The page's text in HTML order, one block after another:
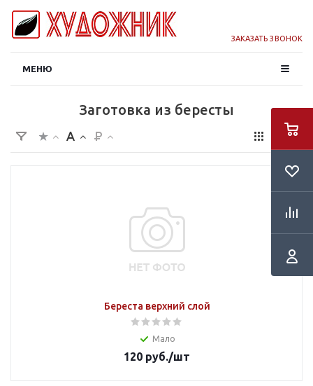
ЗАКАЗАТЬ ЗВОНОК
МЕНЮ
Заготовка из бересты
Береста верхний слой
Мало
120 руб./шт